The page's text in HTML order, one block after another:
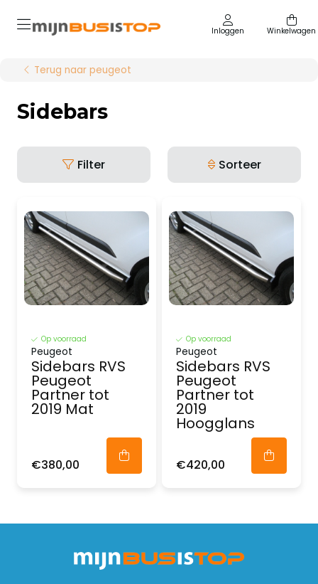
Inloggen Winkelwagen
Terug naar peugeot
Sidebars
Filter Sorteer
Op voorraad
Peugeot
Sidebars RVS
Peugeot
Partner tot
2019 Mat
€380,00
Op voorraad
Peugeot
Sidebars RVS
Peugeot
Partner tot
2019
Hoogglans
€420,00